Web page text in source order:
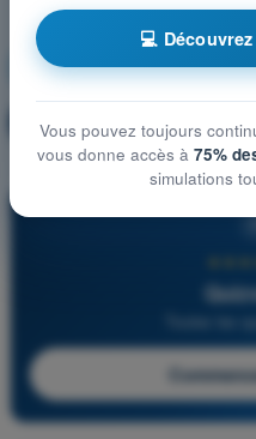
Météorologie
🔒 PRO
💻
Vous pouvez toujours
vous donne accès à 75%
simulations